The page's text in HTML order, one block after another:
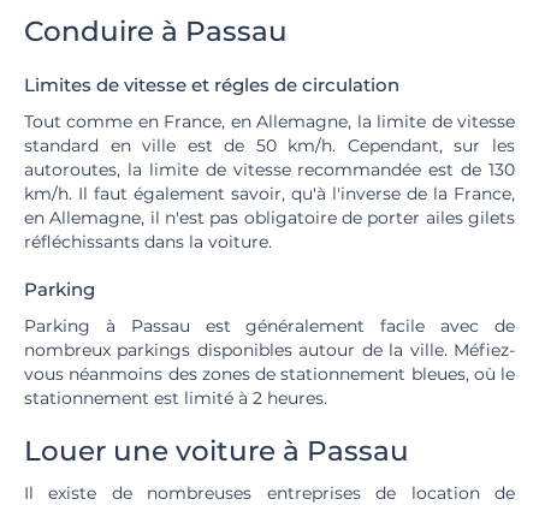
Conduire à Passau
Limites de vitesse et régles de circulation
Tout comme en France, en Allemagne, la limite de vitesse
standard en ville est de 50 km/h. Cependant, sur les
autoroutes, la limite de vitesse recommandée est de 130
km/h. Il faut également savoir, qu'à l'inverse de la France,
en Allemagne, il n'est pas obligatoire de porter ailes gilets
réfléchissants dans la voiture.
Parking
Parking à Passau est généralement facile avec de
nombreux parkings disponibles autour de la ville. Méfiez-
vous néanmoins des zones de stationnement bleues, où le
stationnement est limité à 2 heures.
Louer une voiture à Passau
Il existe de nombreuses entreprises de location de